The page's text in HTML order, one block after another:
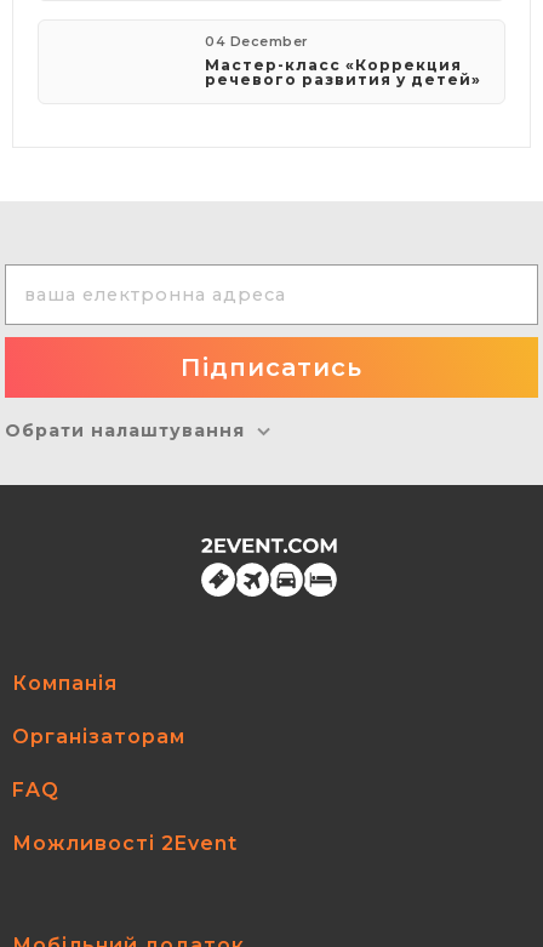
04 December
Мастер-класс «Коррекция
речевого развития у детей»
Обрати налаштування
Компанія
Організаторам
FAQ
Можливості 2Event